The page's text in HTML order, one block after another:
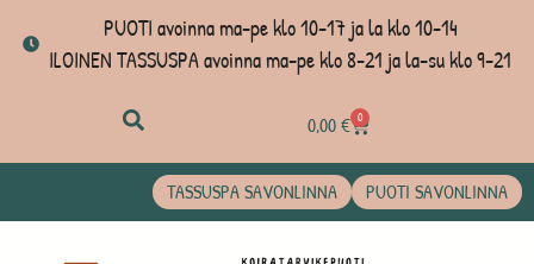
PUOTI avoinna ma-pe klo 10-17 ja la klo 10-14
ILOINEN TASSUSPA avoinna ma-pe klo 8-21 ja la-su klo 9-21
0,00€ 0
TASSUSPA SAVONLINNA PUOTI SAVONLINNA